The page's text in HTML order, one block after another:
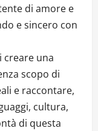
di amore e
e sincero con
creare una
scopo di
e raccontare,
cultura,
di questa